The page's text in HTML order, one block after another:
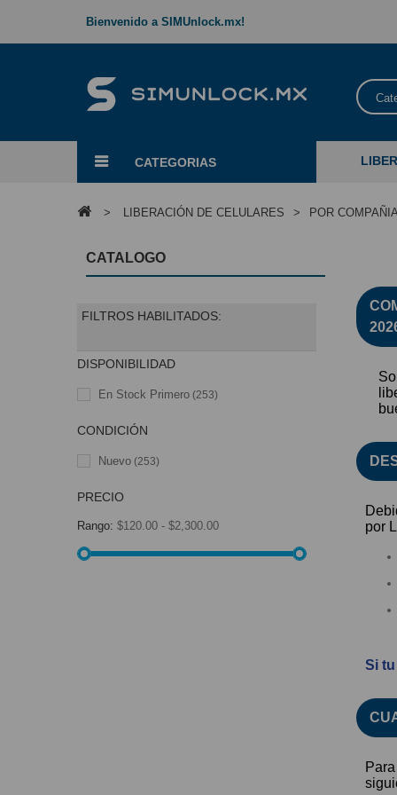
Bienvenido a SIMUnlock.mx!
CATEGORIAS
> LIBERACIÓN DE CELULARES > POR
CATALOGO
FILTROS HABILITADOS:
DISPONIBILIDAD
En Stock Primero (253)
CONDICIÓN
Nuevo (253)
PRECIO
Rango: $120.00 - $2,300.00
por
Si